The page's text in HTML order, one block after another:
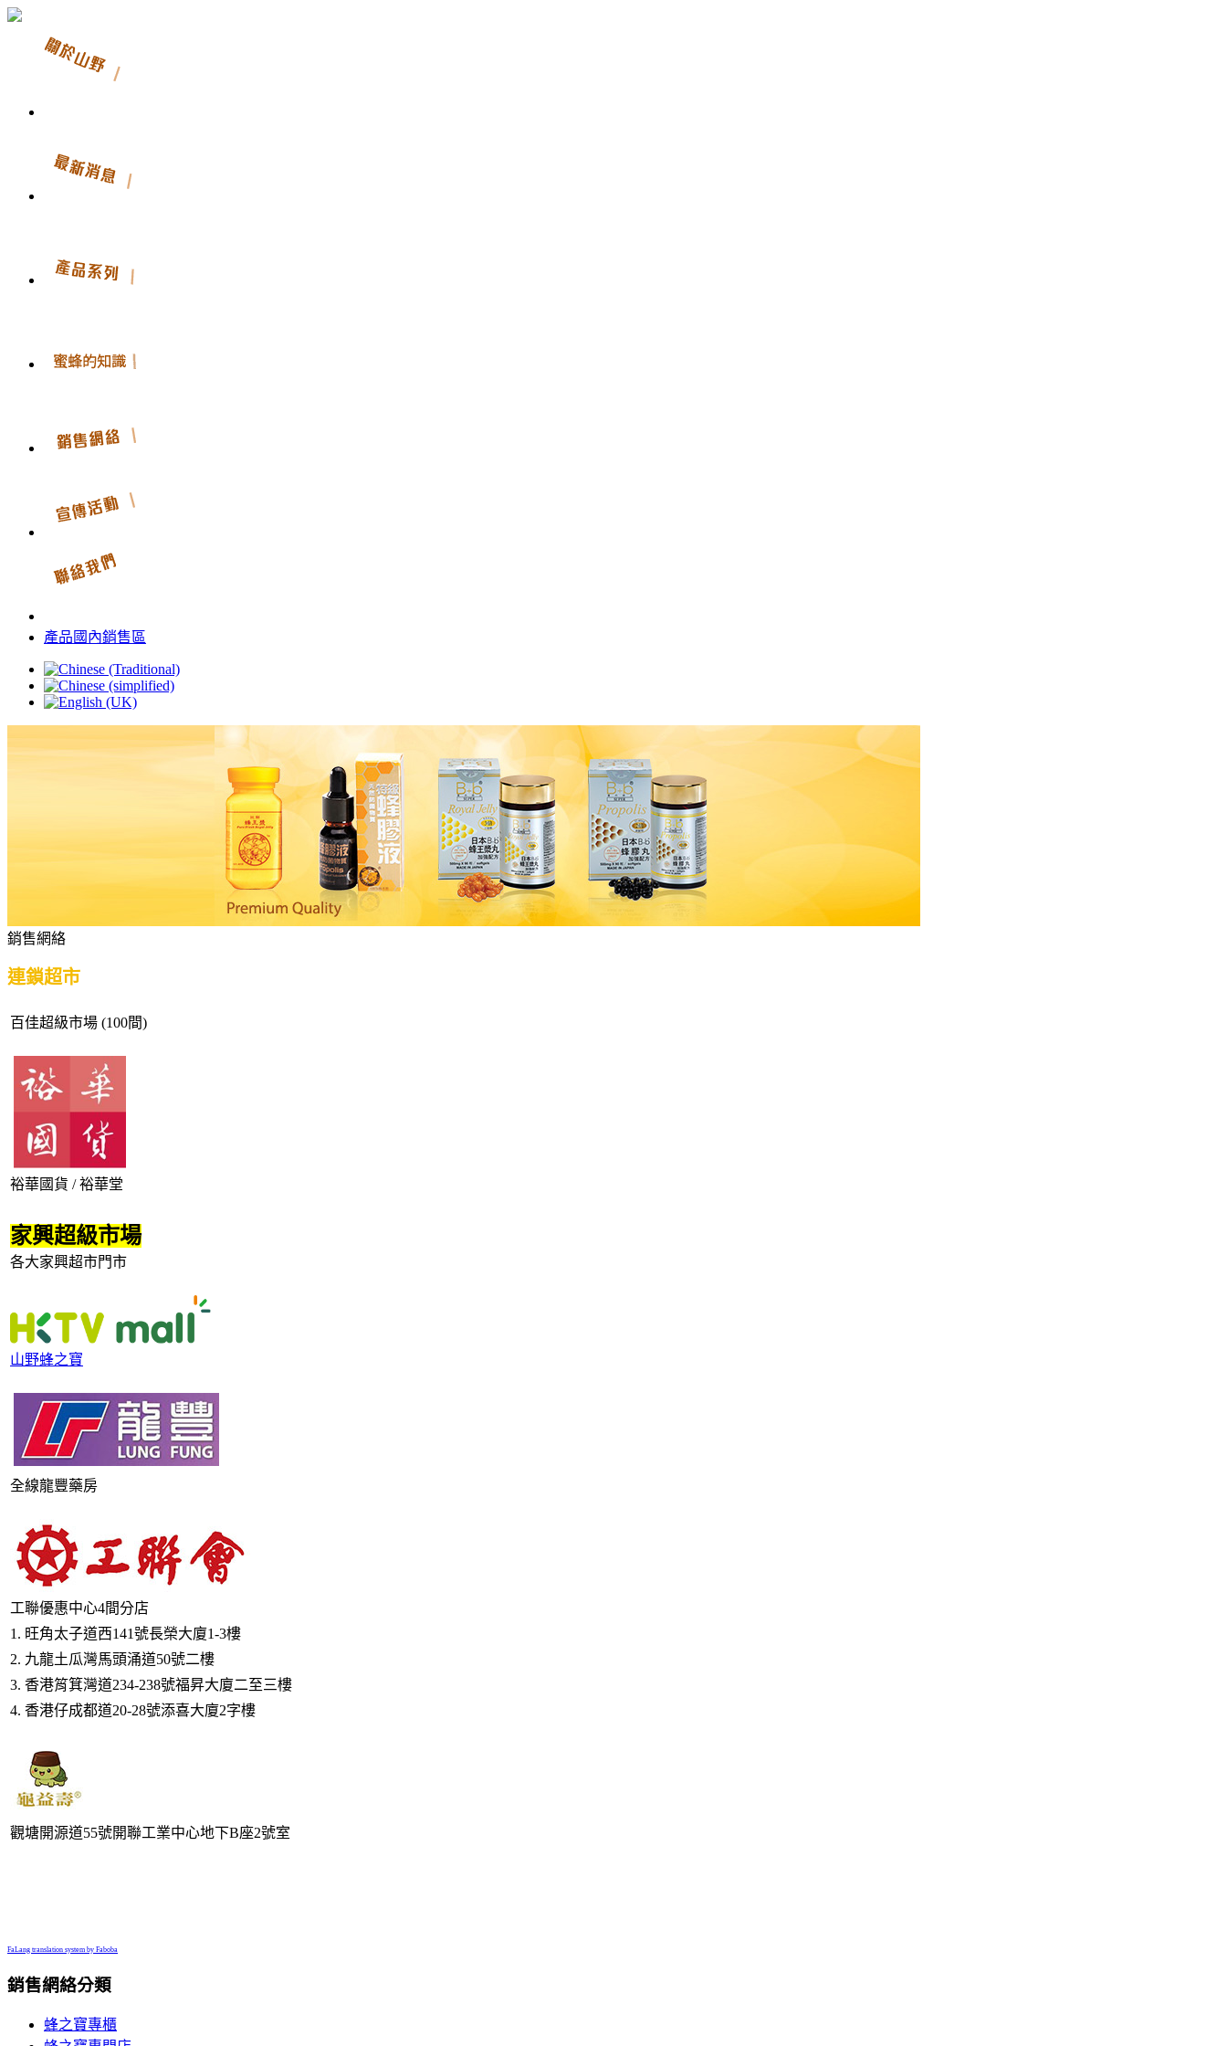
產品國內銷售區
銷售網絡
連鎖超市
百佳超級市場 (100間)
裕華國貨 / 裕華堂
家興超級市場
各大家興超市門市
山野蜂之寶
全線龍豐藥房
工聯優惠中心4間分店
1. 旺角太子道西141號長榮大廈1-3樓
2. 九龍土瓜灣馬頭涌道50號二樓
3. 香港筲箕灣道234-238號福昇大廈二至三樓
4. 香港仔成都道20-28號添喜大廈2字樓
觀塘開源道55號開聯工業中心地下B座2號室
FaLang translation system by Faboba
銷售網絡分類
蜂之寶專櫃